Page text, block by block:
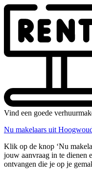
Vind een goede
Nu makelaars uit
Klik op de knop ‘Nu
jouw aanvraag in te dienen
ontvangen die je op je